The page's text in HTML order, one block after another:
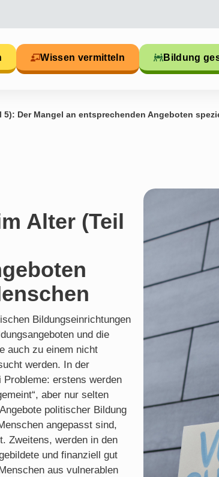
Wissen vermitteln Bildung
Der Mangel an entsprechenden Angeboten
Alter (Teil
Bildungseinrichtungen
und die
auch zu einem nicht
werden. In der
erstens werden
aber nur selten
politischer Bildung
angepasst sind,
Zweitens, werden in den
und finanziell gut
aus vulnerablen